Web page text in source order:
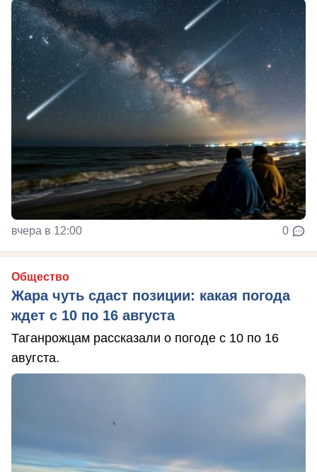
вчера в 12:00 0
Общество
Жара чуть сдаст позиции: какая погода
ждет с 10 по 16 августа
Таганрожцам рассказали о погоде с 10 по 16
авугста.